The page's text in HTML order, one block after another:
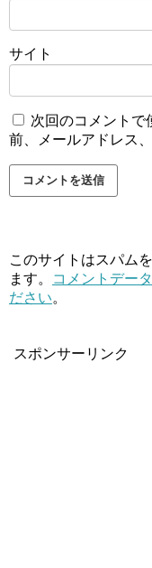
サイト
次回のコメントで
前、メールアドレス
このサイトはスパム
ます。
コメントデー
ださい。
スポンサーリンク